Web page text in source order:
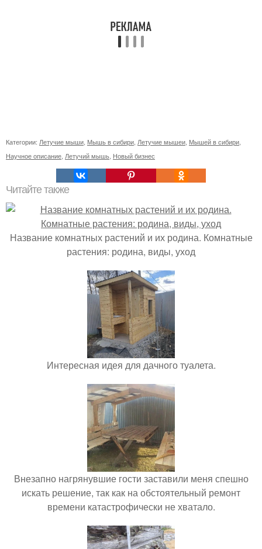
Категории: Летучие мыши Мышь в сибири Летучие мышеи Мышей в сибири
Научное описание Летучий мышь Новый бизнес
Читайте также
Название комнатных растений и их родина. Комнатные
растения: родина, виды, уход
Интересная идея для дачного туалета.
Внезапно нагрянувшие гости заставили меня спешно
искать решение, так как на обстоятельный ремонт
времени катастрофически не хватало.